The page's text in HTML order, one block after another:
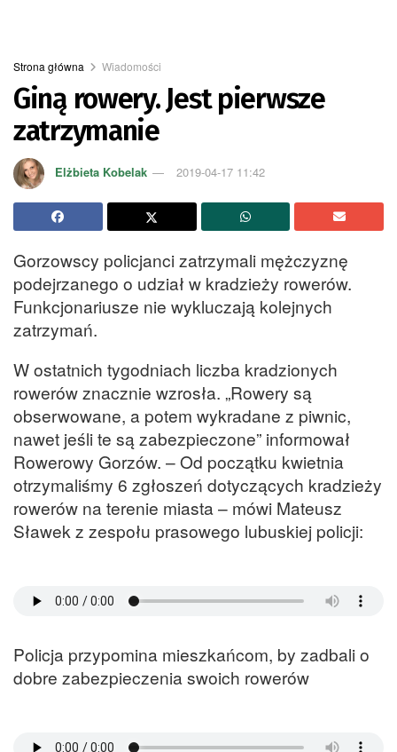
Strona główna Wiadomości
Giną rowery. Jest pierwsze
zatrzymanie
Elżbieta Kobelak 2019-04-17 11:42
Gorzowscy policjanci zatrzymali mężczyznę
podejrzanego o udział w kradzieży rowerów.
Funkcjonariusze nie wykluczają kolejnych
zatrzymań.
W ostatnich tygodniach liczba kradzionych
rowerów znacznie wzrosła. „Rowery są
obserwowane, a potem wykradane z piwnic,
nawet jeśli te są zabezpieczone” informował
Rowerowy Gorzów. – Od początku kwietnia
otrzymaliśmy 6 zgłoszeń dotyczących kradzieży
rowerów na terenie miasta – mówi Mateusz
Sławek z zespołu prasowego lubuskiej policji:
Policja przypomina mieszkańcom, by zadbali o
dobre zabezpieczenia swoich rowerów